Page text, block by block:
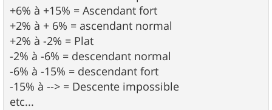
+6% à +15% = Ascendant fort
+2% à + 6% = ascendant normal
+2% à -2% = Plat
-2% à -6% = descendant normal
-6% à -15% = descendant fort
-15% à --> = Descente impossible
etc...